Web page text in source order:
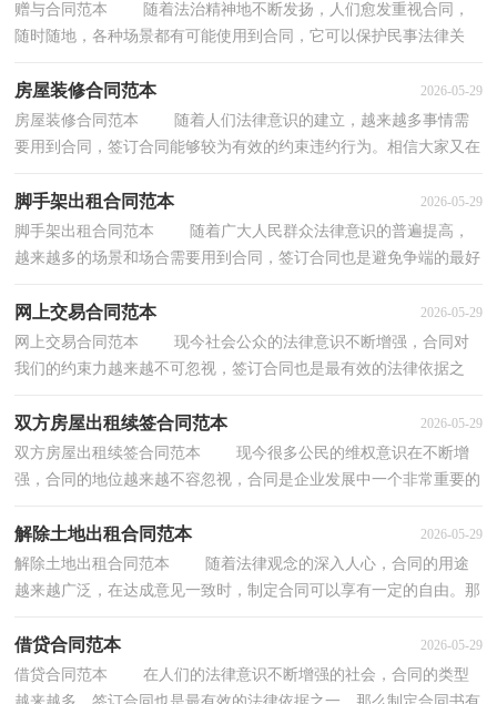
赠与合同范本 随着法治精神地不断发扬，人们愈发重视合同，
随时随地，各种场景都有可能使用到合同，它可以保护民事法律关
房屋装修合同范本 2026-05-29
房屋装修合同范本 随着人们法律意识的建立，越来越多事情需
要用到合同，签订合同能够较为有效的约束违约行为。相信大家又在
脚手架出租合同范本 2026-05-29
脚手架出租合同范本 随着广大人民群众法律意识的普遍提高，
越来越多的场景和场合需要用到合同，签订合同也是避免争端的最好
网上交易合同范本 2026-05-29
网上交易合同范本 现今社会公众的法律意识不断增强，合同对
我们的约束力越来越不可忽视，签订合同也是最有效的法律依据之
双方房屋出租续签合同范本 2026-05-29
双方房屋出租续签合同范本 现今很多公民的维权意识在不断增
强，合同的地位越来越不容忽视，合同是企业发展中一个非常重要的
解除土地出租合同范本 2026-05-29
解除土地出租合同范本 随着法律观念的深入人心，合同的用途
越来越广泛，在达成意见一致时，制定合同可以享有一定的自由。那
借贷合同范本 2026-05-29
借贷合同范本 在人们的法律意识不断增强的社会，合同的类型